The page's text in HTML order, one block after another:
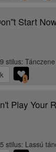
Start
stilus: Tánczene
1
Play Your
stilus: Lassú